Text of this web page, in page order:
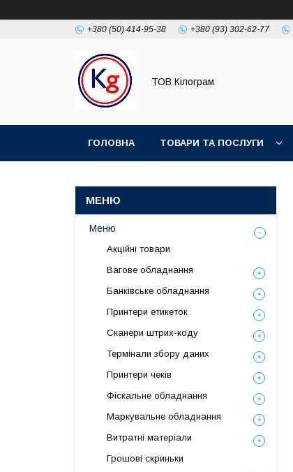
+380 (50) 414-95-38 +380 (93) 302-62-77
ТОВ Кілограм
ГОЛОВНА ТОВАРИ ТА ПОСЛУГИ
Меню
Акційні товари
Вагове обладнання
Банківське обладнання
Принтери етикеток
Сканери штрих-коду
Термінали збору даних
Принтери чеків
Фіскальне обладнання
Маркувальне обладнання
Витратні матеріали
Грошові скриньки